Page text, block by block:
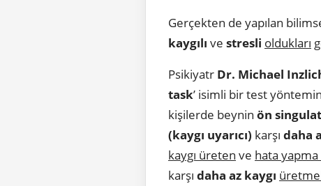
Gerçekten de yapılan
kaygılı ve stresli oldukları
Psikiyatr Dr. Michael
task’ isimli bir test
kişilerde beynin ön
(kaygı uyarıcı) karşı daha
kaygı üreten ve hata
karşı daha az kaygı